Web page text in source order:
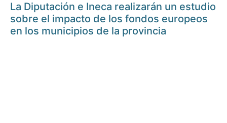
La Diputación e Ineca realizarán un estudio
sobre el impacto de los fondos europeos
en los municipios de la provincia